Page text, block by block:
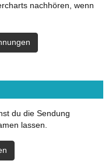
nachhören, wenn
du die Sendung
lassen.